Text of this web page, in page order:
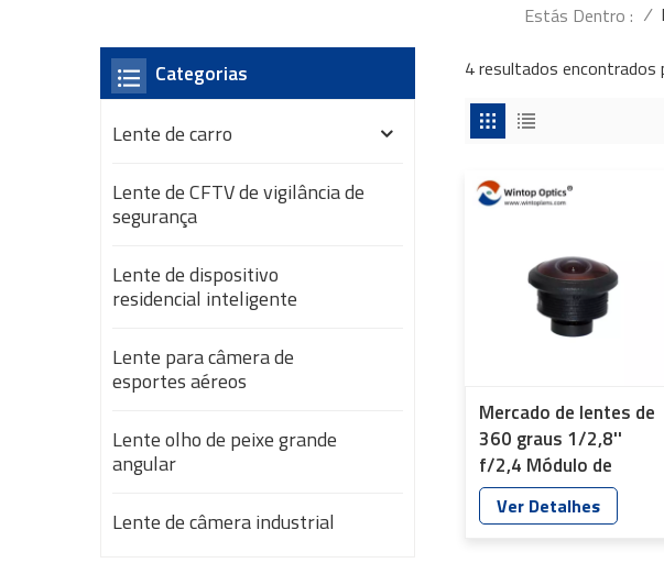
Estás Dentro : /
4 resultados encontrados
Mercado de lentes de
360 graus 1/2,8''
f/2,4 Módulo de
câmera de alta
resolução
Ver Detalhes
Categorias
Lente de carro
Lente de CFTV de vigilância de
segurança
Lente de dispositivo
residencial inteligente
Lente para câmera de
esportes aéreos
Lente olho de peixe grande
angular
Lente de câmera industrial